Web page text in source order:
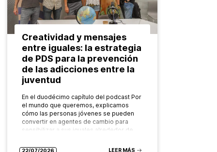
Creatividad y mensajes
entre iguales: la estrategia
de PDS para la prevención
de las adicciones entre la
juventud
En el duodécimo capítulo del podcast Por
el mundo que queremos, explicamos
cómo las personas jóvenes se pueden
convertir en agentes de cambio para
sensibilizar a sus iguales alrededor de…
LEER MÁS